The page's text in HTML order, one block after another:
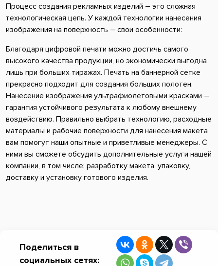
Процесс создания рекламных изделий – это сложная
технологическая цепь. У каждой технологии нанесения
изображения на поверхность – свои особенности:
Благодаря цифровой печати можно достичь самого
высокого качества продукции, но экономически выгодна
лишь при больших тиражах. Печать на баннерной сетке
прекрасно подходит для создания больших полотен.
Нанесение изображения ультрафиолетовыми красками –
гарантия устойчивого результата к любому внешнему
воздействию. Правильно выбрать технологию, расходные
материалы и рабочие поверхности для нанесения макета
вам помогут наши опытные и приветливые менеджеры. С
ними вы сможете обсудить дополнительные услуги нашей
компании, в том числе: разработку макета, упаковку,
доставку и установку готового изделия.
Поделиться в
социальных сетях: